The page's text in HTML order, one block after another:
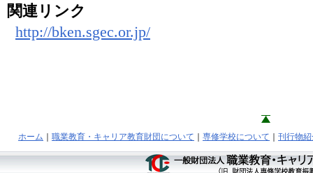
関連リンク
http://bken.sgec.or.jp/
ホーム 職業教育・キャリア教育財団について 専修学校について 刊行物